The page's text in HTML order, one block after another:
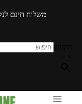
משלוח חינם